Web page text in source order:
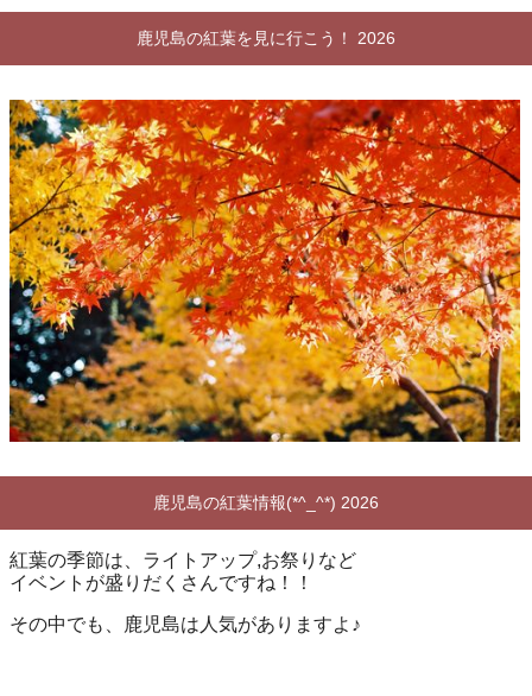
鹿児島の紅葉を見に行こう！ 2026
鹿児島の紅葉情報(*^_^*) 2026
紅葉の季節は、ライトアップ,お祭りなど
イベントが盛りだくさんですね！！
その中でも、鹿児島は人気がありますよ♪